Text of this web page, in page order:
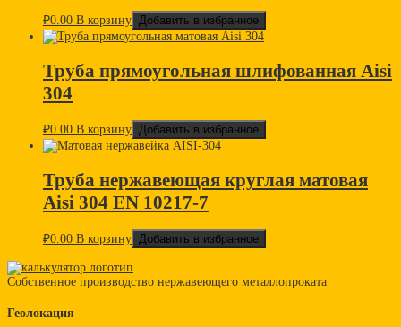
₽0.00 В корзину Добавить в избранное
Труба прямоугольная шлифованная Aisi
304
₽0.00 В корзину Добавить в избранное
Труба нержавеющая круглая матовая
Aisi 304 EN 10217-7
₽0.00 В корзину Добавить в избранное
Собственное производство нержавеющего металлопроката
Геолокация